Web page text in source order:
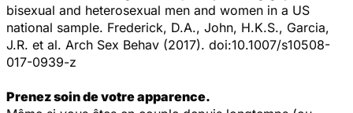
bisexual and heterosexual men and women in a US
national sample. Frederick, D.A., John, H.K.S., Garcia,
J.R. et al. Arch Sex Behav (2017). doi:10.1007/s10508-
017-0939-z
Prenez soin de votre apparence.